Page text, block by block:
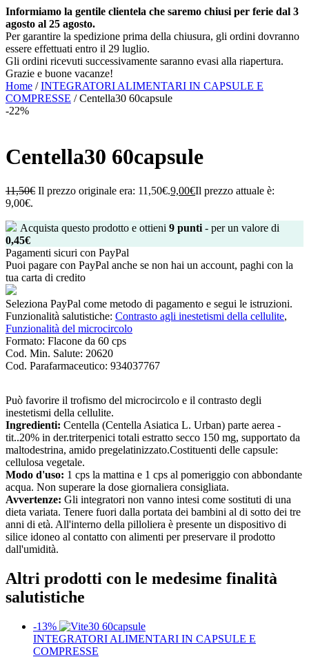
Informiamo la gentile clientela che saremo chiusi per ferie dal 3
agosto al 25 agosto.
Per garantire la spedizione prima della chiusura, gli ordini dovranno
essere effettuati entro il 29 luglio.
Gli ordini ricevuti successivamente saranno evasi alla riapertura.
Grazie e buone vacanze!
Home /INTEGRATORI ALIMENTARI IN CAPSULE E
COMPRESSE / Centella30 60capsule
-22%
Centella30 60capsule
11,50€ Il prezzo originale era: 11,50€.9,00€Il prezzo attuale è:
9,00€.
Acquista questo prodotto e ottieni 9 punti - per un valore di
0,45€
Pagamenti sicuri con PayPal
Puoi pagare con PayPal anche se non hai un account, paghi con la
tua carta di credito
Seleziona PayPal come metodo di pagamento e segui le istruzioni.
Funzionalità salutistiche: Contrasto agli inestetismi della cellulite,
Funzionalità del microcircolo
Formato: Flacone da 60 cps
Cod. Min. Salute: 20620
Cod. Parafarmaceutico: 934037767
Può favorire il trofismo del microcircolo e il contrasto degli
inestetismi della cellulite.
Ingredienti: Centella (Centella Asiatica L. Urban) parte aerea -
tit..20% in der.triterpenici totali estratto secco 150 mg, supportato da
maltodestrina, amido pregelatinizzato.Costituenti delle capsule:
cellulosa vegetale.
Modo d'uso: 1 cps la mattina e 1 cps al pomeriggio con abbondante
acqua. Non superare la dose giornaliera consigliata.
Avvertenze: Gli integratori non vanno intesi come sostituti di una
dieta variata. Tenere fuori dalla portata dei bambini al di sotto dei tre
anni di età. All'interno della pilloliera è presente un dispositivo di
silice idoneo al contatto con alimenti per preservare il prodotto
dall'umidità.
Altri prodotti con le medesime finalità
salutistiche
-13%
INTEGRATORI ALIMENTARI IN CAPSULE E
COMPRESSE